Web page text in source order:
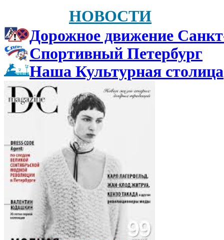
НОВОСТИ
Дорожное движение
Спортивный Петербург
Наша Культурная столица